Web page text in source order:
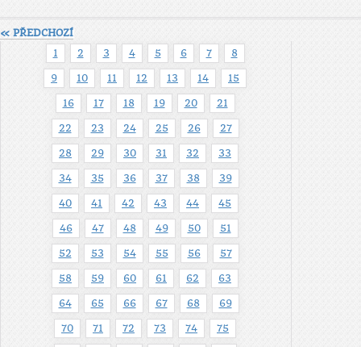
« PŘEDCHOZÍ
1
2 3 4 5 6 7 8
9 10 11 12 13 14 15
16 17 18 19 20 21
22 23 24 25 26 27
28 29 30 31 32 33
34 35 36 37 38 39
40 41 42 43 44 45
46 47 48 49 50 51
52 53 54 55 56 57
58 59 60 61 62 63
64 65 66 67 68 69
70 71 72 73 74 75